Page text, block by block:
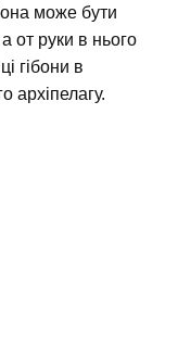
може бути
от руки в нього
гібони в
архіпелагу.